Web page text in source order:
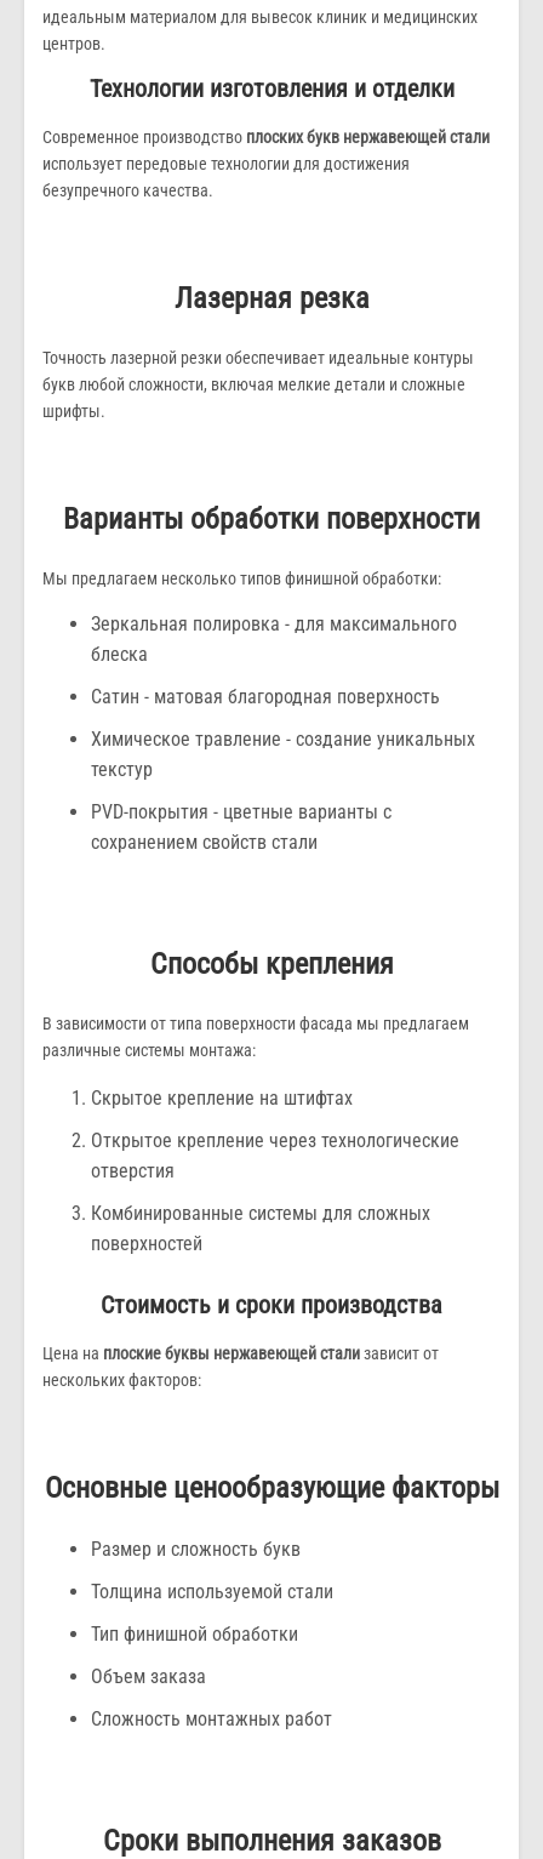
идеальным материалом для вывесок клиник и медицинских
центров.
Технологии изготовления и отделки
Современное производство плоских букв нержавеющей стали
использует передовые технологии для достижения
безупречного качества.
Лазерная резка
Точность лазерной резки обеспечивает идеальные контуры
букв любой сложности, включая мелкие детали и сложные
шрифты.
Варианты обработки поверхности
Мы предлагаем несколько типов финишной обработки:
Зеркальная полировка - для максимального
блеска
Сатин - матовая благородная поверхность
Химическое травление - создание уникальных
текстур
PVD-покрытия - цветные варианты с
сохранением свойств стали
Способы крепления
В зависимости от типа поверхности фасада мы предлагаем
различные системы монтажа:
Скрытое крепление на штифтах
Открытое крепление через технологические
отверстия
Комбинированные системы для сложных
поверхностей
Стоимость и сроки производства
Цена на плоские буквы нержавеющей стализависит от
нескольких факторов:
Основные ценообразующие факторы
Размер и сложность букв
Толщина используемой стали
Тип финишной обработки
Объем заказа
Сложность монтажных работ
Сроки выполнения заказов